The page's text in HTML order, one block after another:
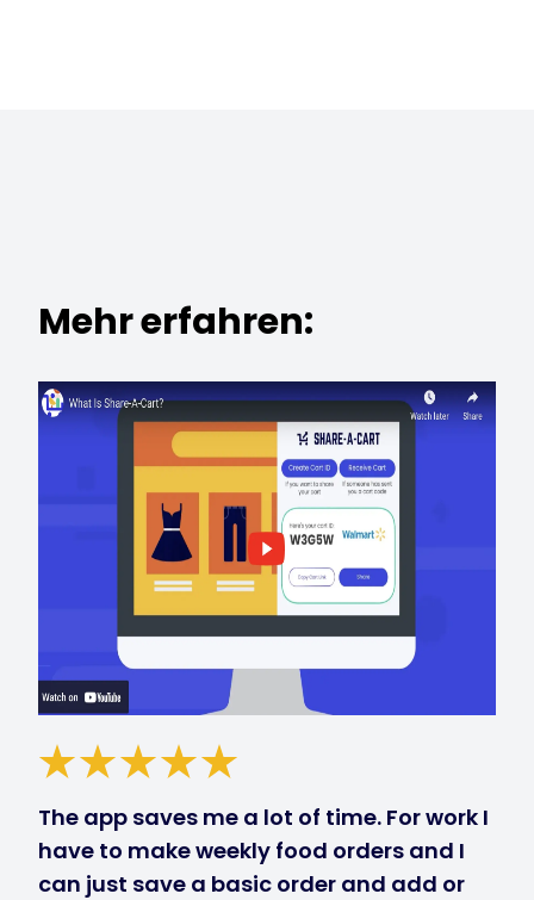
Mehr erfahren:
The app saves me a lot of time. For work I
have to make weekly food orders and I
can just save a basic order and add or